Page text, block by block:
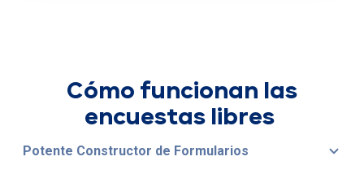
Cómo funcionan las
encuestas libres
Potente Constructor de Formularios